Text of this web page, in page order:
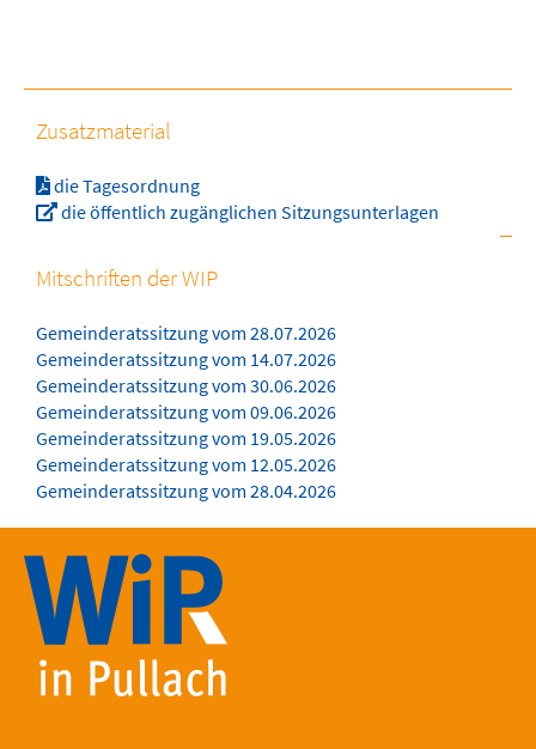
Zusatzmaterial
die Tagesordnung
die öffentlich zugänglichen Sitzungsunterlagen
Mitschriften der WIP
Gemeinderatssitzung vom 28.07.2026
Gemeinderatssitzung vom 14.07.2026
Gemeinderatssitzung vom 30.06.2026
Gemeinderatssitzung vom 09.06.2026
Gemeinderatssitzung vom 19.05.2026
Gemeinderatssitzung vom 12.05.2026
Gemeinderatssitzung vom 28.04.2026